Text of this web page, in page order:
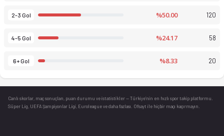
2-3 Gol %50.00 120
4-5 Gol %24.17 58
6+ Gol %8.33 20
Canlı skorlar , maç sonuçları, puan durumu ve istatistikler — Türkiye’nin en hızlı spor takip platformu.
Süper Lig, UEFA Şampiyonlar Ligi, Euroleague ve daha fazlası. Ofsayt ile hiçbir maçı kaçırmayın.